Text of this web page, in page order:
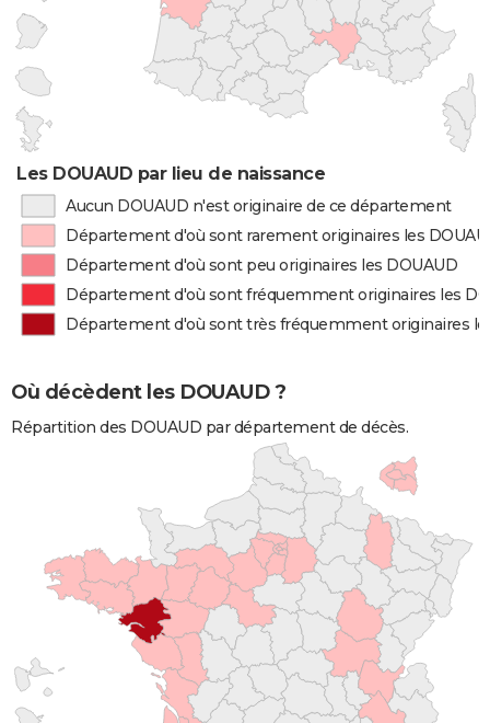
Les DOUAUD par lieu de naissance
Aucun DOUAUD n'est originaire de ce département
Département d'où sont rarement originaires les
Département d'où sont peu originaires les DOUAUD
Département d'où sont fréquemment originaires les
Département d'où sont très fréquemment originaires
Où décèdent les DOUAUD ?
Répartition des DOUAUD par département de décès.